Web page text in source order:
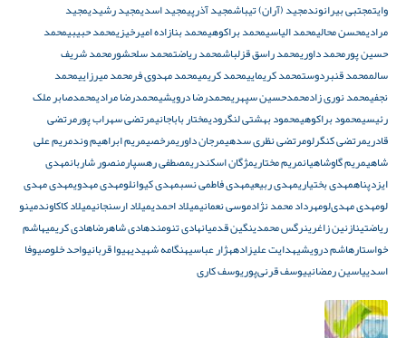
وایتمجتبی بیرانوندمجید (آران) تیباشمجید آذرپیمجید اسدیمجید رشیدیمجید
مرادیمحسن محالیمحمد الیاسیمحمد براکوهیمحمد بنازاده امیرخیزیمحمد حبیبیمحمد
حسین پورمحمد داوریمحمد راسق قزلباشمحمد ریاضتمحمد سلحشورمحمد شریف
سالممحمد قنبردوستمحمد کریماییمحمد کریمیمحمد مهدوی فرمحمد میرزاییمحمد
نجفیمحمد نوری زادمحمدحسین سپهریمحمدرضا درویشیمحمدرضا مرادیمحمدصابر ملک
رئیسیمحمود براکوهیمحمود بهشتی لنگرودیمختار باباجانیمرتضی سهراب پورمرتضی
قادریمرتضی کنگرلومرتضی نظری سدهیمرجان داوریمرخصیمریم ابراهیم وندمریم علی
شاهیمریم گاوشاهیانمریم مختاریمژگان اسکندریمصطفی رهسپارمنصور شاربانمهدی
ایزدپناهمهدی بختیاریمهدی ربیعیمهدی فاطمی نسبمهدی کیوانلومهدی مهدویمهدی مهدی
لومهدی مهدی‌لومهرداد محمد نژادموسی نعمانیمیلاد احمدیمیلاد ارسنجانیمیلاد کاکاوندمینو
ریاضتینازنین زاغرینرگس محمدینگین قدمیانهادی تنومندهادی شاهرضاهادی کریمیهاشم
خواستارهاشم درویشیهدایت علیزادههژار عباسیهنگامه شهیدیهیوا قربانیواحد خلوصیوفا
اسدییاسین رمضانییوسف قرنی‌پوریوسف کاری